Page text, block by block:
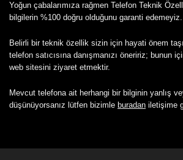
Yoğun çabalarımıza rağmen Telefon Teknik
bilgilerin %100 doğru olduğunu garanti edemeyiz.
Belirli bir teknik özellik sizin için hayati önem
telefon satıcısına danışmanızı öneririz; bunun
web sitesini ziyaret etmektir.
Mevcut telefona ait herhangi bir bilginin yanlış
düşünüyorsanız lütfen bizimle buradan iletişime